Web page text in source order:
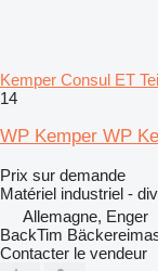
Kemper Consul ET
14
WP Kemper WP
Prix sur demande
Matériel industriel -
Allemagne, Enger
BackTim
Contacter le vendeur